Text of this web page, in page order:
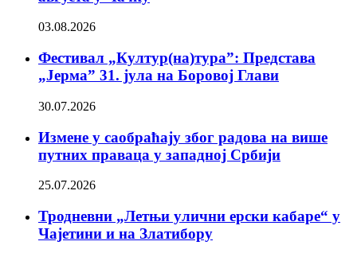
03.08.2026
Фестивал „Култур(на)тура”: Представа
„Јерма” 31. јула на Боровој Глави
30.07.2026
Измене у саобраћају због радова на више
путних праваца у западној Србији
25.07.2026
Тродневни „Летњи улични ерски кабаре“ у
Чајетини и на Златибору